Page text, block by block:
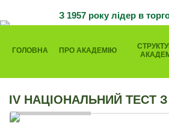
З 1957 року лідер в
ГОЛОВНА ПРО АКАДЕМІЮ
IV НАЦІОНАЛЬНИЙ ТЕСТ